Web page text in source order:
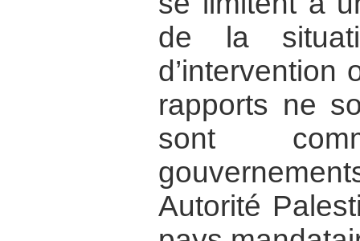
de la
d’intervention
rapports ne
sont
Autorité